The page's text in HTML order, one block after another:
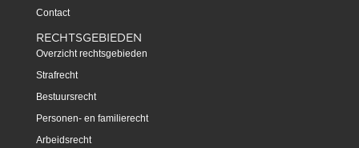
Contact
RECHTSGEBIEDEN
Overzicht rechtsgebieden
Strafrecht
Bestuursrecht
Personen- en familierecht
Arbeidsrecht